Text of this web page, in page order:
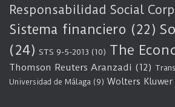
Responsabilidad Social
Sistema financiero (22)
(24) STS 9-5-2013 (10) The
Thomson Reuters Aranzadi (12)
Universidad de Málaga (9) Wolters Kluwer